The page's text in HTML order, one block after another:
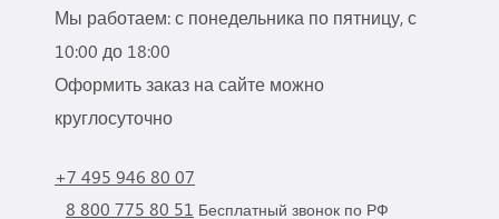
Мы работаем: с понедельника по пятницу, с
10:00 до 18:00
Оформить заказ на сайте можно
круглосуточно
+7 495 946 80 07
8 800 775 80 51 Бесплатный звонок по РФ